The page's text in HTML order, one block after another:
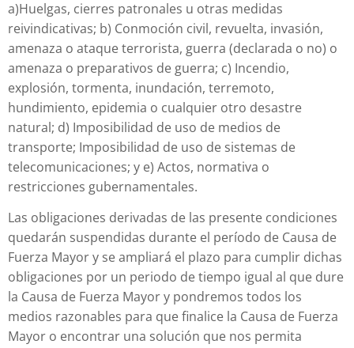
a)Huelgas, cierres patronales u otras medidas
reivindicativas; b) Conmoción civil, revuelta, invasión,
amenaza o ataque terrorista, guerra (declarada o no) o
amenaza o preparativos de guerra; c) Incendio,
explosión, tormenta, inundación, terremoto,
hundimiento, epidemia o cualquier otro desastre
natural; d) Imposibilidad de uso de medios de
transporte; Imposibilidad de uso de sistemas de
telecomunicaciones; y e) Actos, normativa o
restricciones gubernamentales.
Las obligaciones derivadas de las presente condiciones
quedarán suspendidas durante el período de Causa de
Fuerza Mayor y se ampliará el plazo para cumplir dichas
obligaciones por un periodo de tiempo igual al que dure
la Causa de Fuerza Mayor y pondremos todos los
medios razonables para que finalice la Causa de Fuerza
Mayor o encontrar una solución que nos permita